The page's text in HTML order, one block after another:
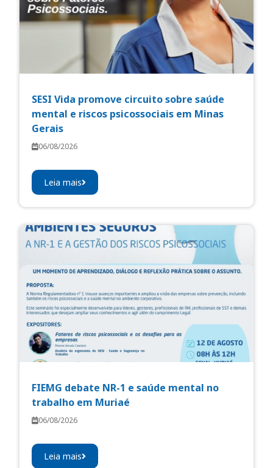
SESI Vida promove circuito sobre saúde
mental e riscos psicossociais em Minas
Gerais
06/08/2026
Leia mais
FIEMG debate NR-1 e saúde mental no
trabalho em Muriaé
06/08/2026
Leia mais